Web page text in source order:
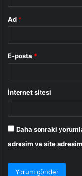
Ad *
E-posta *
İnternet sitesi
Daha sonraki
adresim ve site